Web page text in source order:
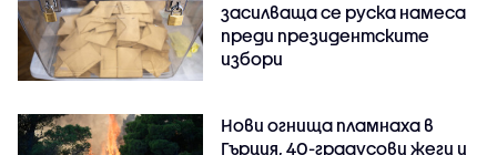
засилваща се руска намеса
преди президентските
избори
Нови огнища пламнаха в
Гърция, 40-градусови жеги и